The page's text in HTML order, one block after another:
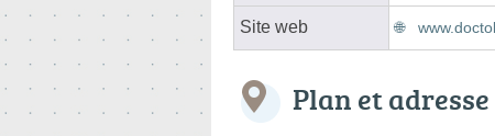
Site web
Plan et adresse